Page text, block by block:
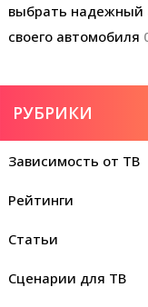
выбрать надежный
своего автомобиля
РУБРИКИ
Зависимость от ТВ
Рейтинги
Статьи
Сценарии для ТВ